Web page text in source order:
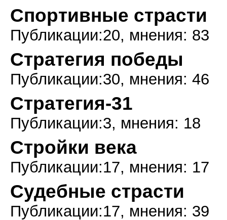
Спортивные страсти
Публикации:20, мнения: 83
Стратегия победы
Публикации:30, мнения: 46
Стратегия-31
Публикации:3, мнения: 18
Стройки века
Публикации:17, мнения: 17
Судебные страсти
Публикации:17, мнения: 39